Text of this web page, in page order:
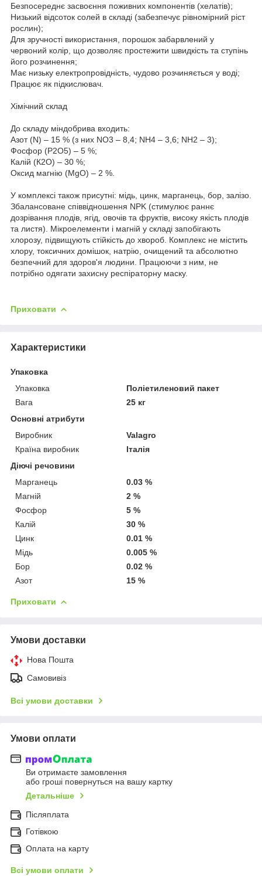
Безпосереднє засвоєння поживних компонентів (хелатів);
Низький відсоток солей в складі (забезпечує рівномірний ріст
рослин);
Для зручності використання, порошок забарвлений у
червоний колір, що дозволяє простежити швидкість та ступінь
його розчинення;
Має низьку електропровідність, чудово розчиняється у воді;
Працює як підкислювач.
Хімічний склад
До складу міндобрива входить:
Азот (N) – 15 % (з них NO3 – 8,4; NH4 – 3,6; NH2 – 3);
Фосфор (Р2О5) – 5 %;
Калій (К2О) – 30 %;
Оксид магнію (MgO) – 2 %.
У комплексі також присутні: мідь, цинк, марганець, бор, залізо.
Збалансоване співвідношення NPK (стимулює раннє
дозрівання плодів, ягід, овочів та фруктів, високу якість плодів
та листя). Мікроелементи і магній у складі запобігають
хлорозу, підвищують стійкість до хвороб. Комплекс не містить
хлору, токсичних домішок, натрію, очищений та абсолютно
безпечний для здоров'я людини. Працюючи з ним, не
потрібно одягати захисну респіраторну маску.
Приховати
Характеристики
Упаковка
Упаковка
Поліетиленовий пакет
Вага
25 кг
Основні атрибути
Виробник
Valagro
Країна виробник
Італія
Діючі речовини
Марганець
0.03 %
Магній
2 %
Фосфор
5 %
Калій
30 %
Цинк
0.01 %
Мідь
0.005 %
Бор
0.02 %
Азот
15 %
Приховати
Умови доставки
Нова Пошта
Самовивіз
Всі умови доставки
Умови оплати
Ви отримаєте замовлення
або гроші повернуться на вашу картку
Детальніше
Післяплата
Готівкою
Оплата на карту
Всі умови оплати